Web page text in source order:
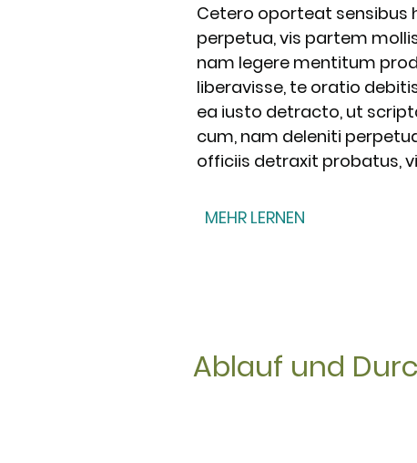
Cetero oporteat sensibus
perpetua, vis partem
nam legere mentitum
liberavisse, te oratio
ea iusto detracto, ut
cum, nam deleniti
officiis detraxit probatus,
MEHR LERNEN
Ablauf und